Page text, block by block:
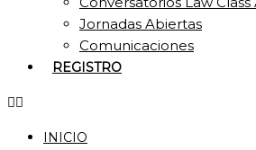
Jornadas Abiertas
Comunicaciones
REGISTRO
INICIO